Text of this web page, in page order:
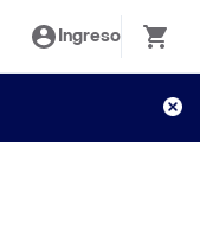
Ingreso